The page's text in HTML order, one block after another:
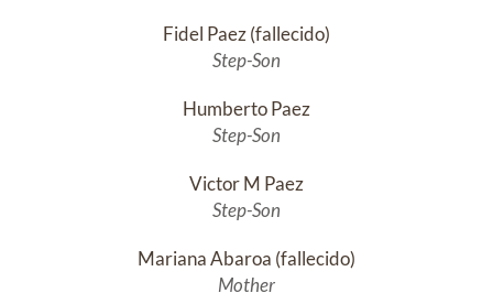
Fidel Paez (fallecido)
Step-Son
Humberto Paez
Step-Son
Victor M Paez
Step-Son
Mariana Abaroa (fallecido)
Mother